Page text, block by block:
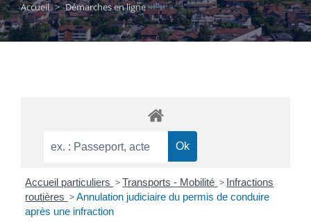
Accueil > Démarches en ligne
Accueil particuliers > Transports - Mobilité > Infractions
routières > Annulation judiciaire du permis de conduire
après une infraction